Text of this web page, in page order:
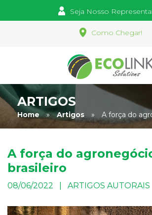
Seja Nosso
Como Chegar!
ARTIGOS
Home » Artigos » A força do
A força do
brasileiro
08/06/2022 | ARTIGOS AUTORAIS